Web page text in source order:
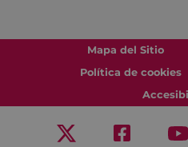
Mapa del Sitio
Política de cookies